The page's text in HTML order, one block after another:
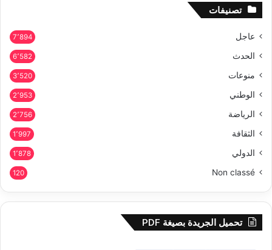
تصنيفات
عاجل 7٬894
الحدث 6٬582
منوعات 3٬520
الوطني 2٬953
الرياضة 2٬756
الثقافة 1٬997
الدولي 1٬878
Non classé
120
تحميل الجريدة بصيغة PDF